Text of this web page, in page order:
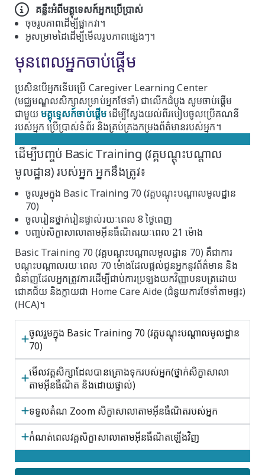
គន្លឹះអំពីមគ្គុទេសក៍អ្នកប្រើប្រាស់
ចុចរូបភាពដើម្បីផ្អាកវា។
អូសម្រាមដៃដើម្បីមើលរូបភាពផ្សេងៗ។
មុនពេលអ្នកចាប់ផ្តើម
ប្រសិនបើអ្នកទើបប្រើ Caregiver Learning Center
(មជ្ឈមណ្ឌលសិក្សាសម្រាប់អ្នកថែទាំ) ជាលើកដំបូង សូមចាប់ផ្តើម
ជាមួយមគ្គុទ្ទេសក៍ចាប់ផ្តើមដើម្បីស្វែងយល់ពីរបៀបចូលប្រើគណនី
របស់អ្នក ប្រើប្រាស់ទំព័រ និងគ្រប់គ្រងកម្រងព័ត៌មានរបស់អ្នក។
ដើម្បីបញ្ចប់ Basic Training (វគ្គបណ្តុះបណ្តាល
មូលដ្ឋាន) របស់អ្នក អ្នកនឹងត្រូវ៖
ចូលរួមក្នុង Basic Training 70 (វគ្គបណ្តុះបណ្តាលមូលដ្ឋាន
70)
ចូលរៀនថ្នាក់រៀនផ្ទាល់រយៈពេល 8 ថ្ងៃពេញ
បញ្ចប់សិក្ខាសាលាតាមអ៊ីនធឺណិតរយៈពេល 21 ម៉ោង
Basic Training 70 (វគ្គបណ្តុះបណ្តាលមូលដ្ឋាន 70) គឺជាការ
បណ្តុះបណ្តាលរយៈពេល 70 ម៉ោងដែលផ្តល់ជូនអ្នកនូវព័ត៌មាន និង
ជំនាញដែលអ្នកត្រូវការដើម្បីជាប់ការប្រឡងយកវិញ្ញាបនបត្រដោយ
ជោគជ័យ និងក្លាយជា Home Care Aide (ជំនួយការថែទាំតាមផ្ទះ)
(HCA)។
ចូលរួមក្នុង Basic Training 70 (វគ្គបណ្តុះបណ្តាលមូលដ្ឋាន
70)
មើលវគ្គសិក្សាដែលបានគ្រោងទុករបស់អ្នក(ថ្នាក់សិក្ខាសាលា
តាមអ៊ីនធឺណិត និងដោយផ្ទាល់)
ទទួលតំណ Zoom សិក្ខាសាលាតាមអ៊ីនធឺណិតរបស់អ្នក
កំណត់ពេលវគ្គសិក្ខាសាលាតាមអ៊ីនធឺណិតឡើងវិញ